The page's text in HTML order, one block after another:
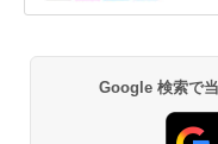
Google 検索で